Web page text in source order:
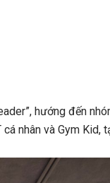
hướng đến
nhân và Gym